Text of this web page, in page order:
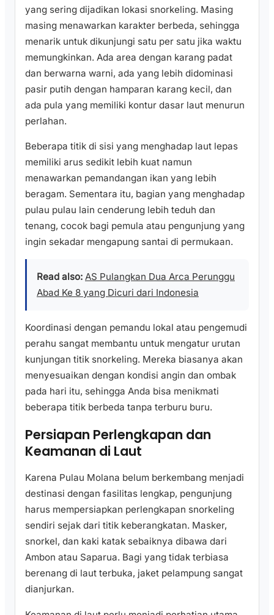
yang sering dijadikan lokasi snorkeling. Masing
masing menawarkan karakter berbeda, sehingga
menarik untuk dikunjungi satu per satu jika waktu
memungkinkan. Ada area dengan karang padat
dan berwarna warni, ada yang lebih didominasi
pasir putih dengan hamparan karang kecil, dan
ada pula yang memiliki kontur dasar laut menurun
perlahan.
Beberapa titik di sisi yang menghadap laut lepas
memiliki arus sedikit lebih kuat namun
menawarkan pemandangan ikan yang lebih
beragam. Sementara itu, bagian yang menghadap
pulau pulau lain cenderung lebih teduh dan
tenang, cocok bagi pemula atau pengunjung yang
ingin sekadar mengapung santai di permukaan.
Read also: AS Pulangkan Dua Arca Perunggu
Abad Ke 8 yang Dicuri dari Indonesia
Koordinasi dengan pemandu lokal atau pengemudi
perahu sangat membantu untuk mengatur urutan
kunjungan titik snorkeling. Mereka biasanya akan
menyesuaikan dengan kondisi angin dan ombak
pada hari itu, sehingga Anda bisa menikmati
beberapa titik berbeda tanpa terburu buru.
Persiapan Perlengkapan dan
Keamanan di Laut
Karena Pulau Molana belum berkembang menjadi
destinasi dengan fasilitas lengkap, pengunjung
harus mempersiapkan perlengkapan snorkeling
sendiri sejak dari titik keberangkatan. Masker,
snorkel, dan kaki katak sebaiknya dibawa dari
Ambon atau Saparua. Bagi yang tidak terbiasa
berenang di laut terbuka, jaket pelampung sangat
dianjurkan.